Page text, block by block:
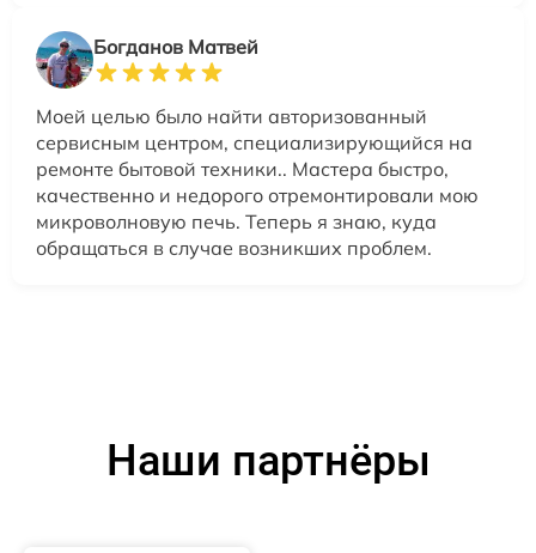
Богданов Матвей
Моей целью было найти авторизованный
сервисным центром, специализирующийся на
ремонте бытовой техники.. Мастера быстро,
качественно и недорого отремонтировали мою
микроволновую печь. Теперь я знаю, куда
обращаться в случае возникших проблем.
Наши партнёры